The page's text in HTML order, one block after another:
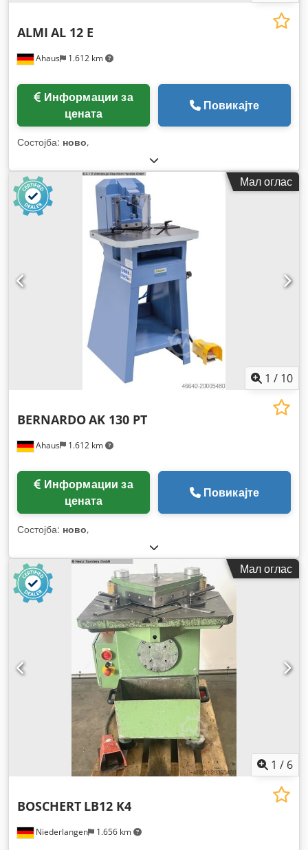
Ahaus 1.612 km
ALMI AL 12 E
цената
Повикајте
Состојба: ново,
Мал оглас
1 / 10
Ahaus 1.612 km
BERNARDOAK 130 PT
цената
Повикајте
Состојба: ново,
Мал оглас
1 / 6
Niederlangen 1.656 km
BOSCHERT LB12 K4